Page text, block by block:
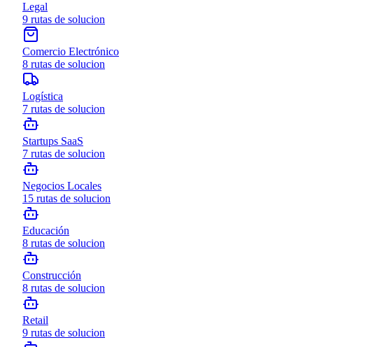
Legal
9 rutas de solucion
Comercio Electrónico
8 rutas de solucion
Logística
7 rutas de solucion
Startups SaaS
7 rutas de solucion
Negocios Locales
15 rutas de solucion
Educación
8 rutas de solucion
Construcción
8 rutas de solucion
Retail
9 rutas de solucion